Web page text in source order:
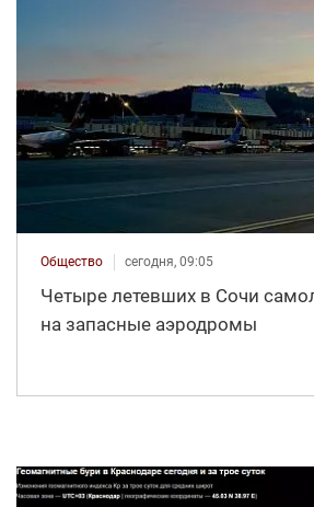
Общество сегодня, 09:05
Четыре летевших в Сочи
на запасные аэродромы